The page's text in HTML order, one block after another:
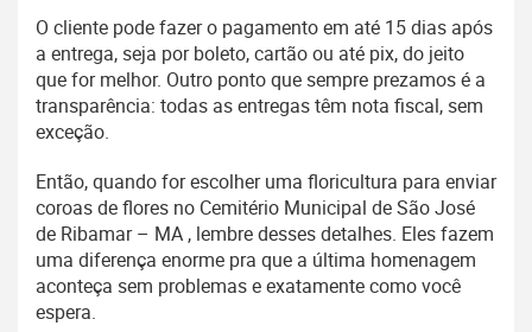
O cliente pode fazer o pagamento em até 15 dias após
a entrega, seja por boleto, cartão ou até pix, do jeito
que for melhor. Outro ponto que sempre prezamos é a
transparência: todas as entregas têm nota fiscal, sem
exceção.
Então, quando for escolher uma floricultura para enviar
coroas de flores no Cemitério Municipal de São José
de Ribamar – MA , lembre desses detalhes. Eles fazem
uma diferença enorme pra que a última homenagem
aconteça sem problemas e exatamente como você
espera.